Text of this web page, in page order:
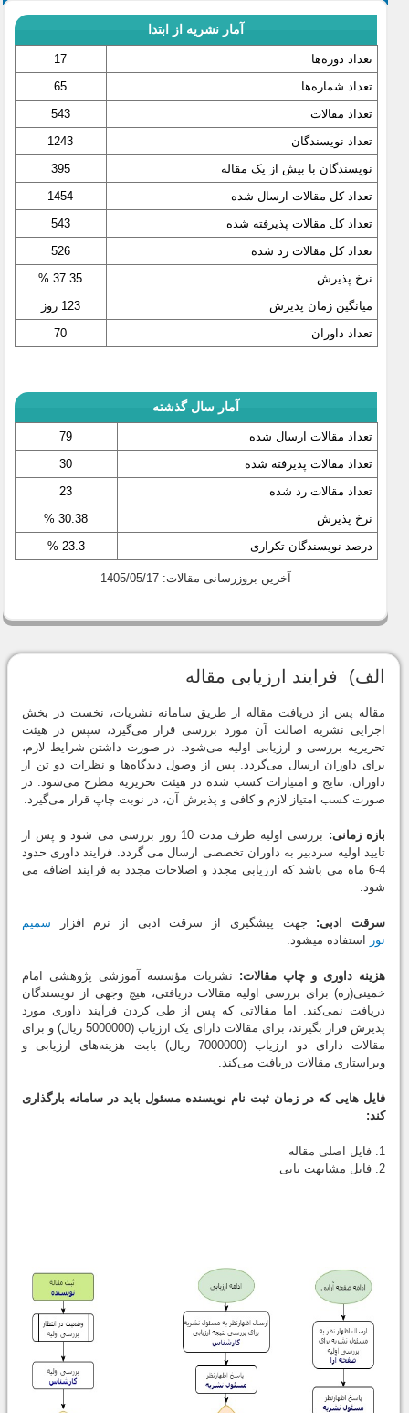
آمار نشریه از ابتدا
تعداد دوره‌ها
17
تعداد شماره‌ها
65
تعداد مقالات
543
تعداد نویسندگان
1243
نویسندگان با بیش از یک مقاله
395
تعداد کل مقالات ارسال شده
1454
تعداد کل مقالات پذیرفته شده
543
تعداد کل مقالات رد شده
526
نرخ پذیرش
37.35 %
میانگین زمان پذیرش
123 روز
تعداد داوران
70
آمار سال گذشته
تعداد مقالات ارسال شده
79
تعداد مقالات پذیرفته شده
30
تعداد مقالات رد شده
23
نرخ پذیرش
30.38 %
درصد نویسندگان تکراری
23.3 %
آخرین بروزرسانی مقالات: 1405/05/17
الف) فرایند ارزیابی مقاله
مقاله پس از دریافت مقاله از طریق سامانه نشریات، نخست در بخش
اجرایی نشریه اصالت آن مورد بررسی قرار می‌گیرد، سپس در هیئت
تحریریه بررسی و ارزیابی اولیه می‌شود. در صورت داشتن شرایط لازم،
برای داوران ارسال می‌گردد. پس از وصول دیدگاه‌ها و نظرات دو تن از
داوران، نتایج و امتیازات کسب شده در هیئت تحریریه مطرح می‌شود. در
صورت کسب امتیاز لازم و کافی و پذیرش آن، در نوبت چاپ قرار می‌گیرد.
بازه زمانی:
بررسی اولیه ظرف مدت 10 روز بررسی می شود و پس از
تایید اولیه سردبیر به داوران تخصصی ارسال می گردد. فرایند داوری حدود
4-6 ماه می باشد که ارزیابی مجدد و اصلاحات مجدد به فرایند اضافه می
شود.
سرقت ادبی: جهت پیشگیری از سرقت ادبی از نرم افزار
سمیم
نور
استفاده میشود.
هزینه داوری و چاپ مقالات: نشریات مؤسسه آموزشی پژوهشی امام
خمینی(ره) برای بررسی اولیه مقالات دریافتی، هیچ وجهی از نویسندگان
دریافت نمی‌کند. اما مقالاتی که پس از طی کردن فرآیند داوری مورد
پذیرش قرار بگیرند، برای مقالات دارای یک ارزیاب (5000000 ریال) و برای
مقالات دارای دو ارزیاب (7000000 ریال) بابت هزینه‌های ارزیابی و
ویراستاری مقالات دریافت می‌کند.
فایل هایی که در زمان ثبت نام نویسنده مسئول باید در سامانه بارگذاری
کند:
1. فایل اصلی مقاله
2. فایل مشابهت یابی